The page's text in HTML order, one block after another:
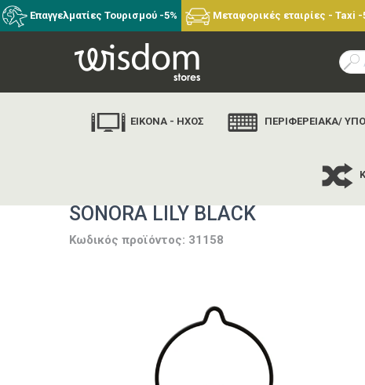
Επαγγελματίες Τουρισμού -5% Μεταφορικές εταιρίες - Taxi -
ΕΙΚΟΝΑ - ΗΧΟΣ ΠΕΡΙΦΕΡΕΙΑΚΑ/
SONORA LILY BLACK
Κωδικός προϊόντος: 31158